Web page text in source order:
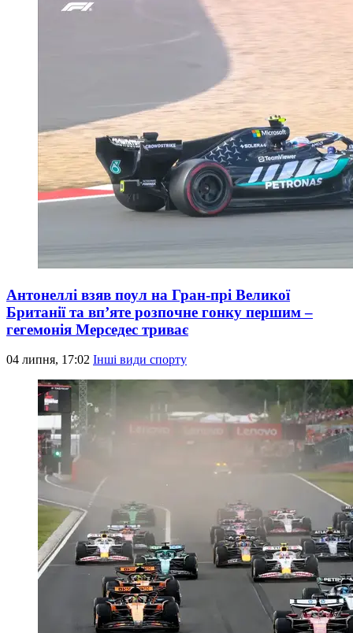
Антонеллі взяв поул на Гран-прі Великої
Британії та вп’яте розпочне гонку першим –
гегемонія Мерседес триває
04 липня, 17:02 Інші види спорту